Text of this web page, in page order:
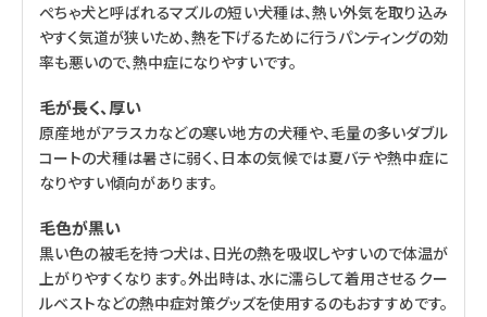
ぺちゃ犬と呼ばれるマズルの短い犬種は、熱い外気を取り込み
やすく気道が狭いため、熱を下げるために行うパンティングの効
率も悪いので、熱中症になりやすいです。
毛が長く、厚い
原産地がアラスカなどの寒い地方の犬種や、毛量の多いダブル
コートの犬種は暑さに弱く、日本の気候では夏バテや熱中症に
なりやすい傾向があります。
毛色が黒い
黒い色の被毛を持つ犬は、日光の熱を吸収しやすいので体温が
上がりやすくなります。外出時は、水に濡らして着用させるクー
ルベストなどの熱中症対策グッズを使用するのもおすすめです。